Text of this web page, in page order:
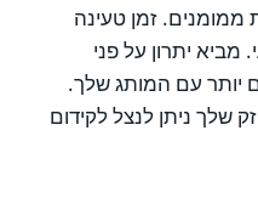
ממומנים. זמן טעינה
מביא יתרון על פני
יותר עם המותג שלך.
שלך ניתן לנצל לקידום